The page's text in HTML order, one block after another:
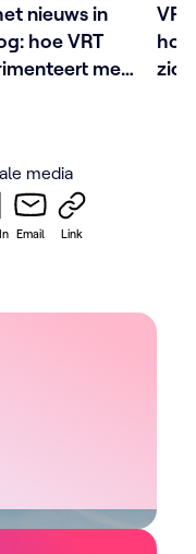
nieuws in
hoe VRT
met
hoe
media
Email Link